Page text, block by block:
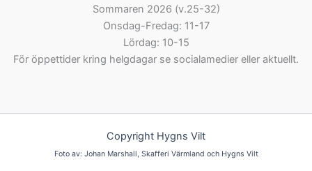
Sommaren 2026 (v.25-32)
Onsdag-Fredag: 11-17
Lördag: 10-15
För öppettider kring helgdagar se socialamedier eller aktuellt.
Copyright Hygns Vilt
Foto av: Johan Marshall, Skafferi Värmland och Hygns Vilt